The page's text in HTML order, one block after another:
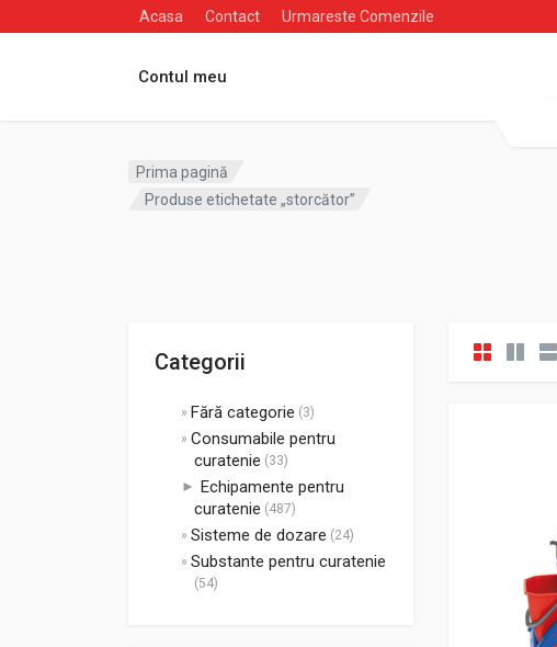
Acasa Contact Urmareste Comenzile
Contul meu
Prima pagină
Produse etichetate „storcător”
Categorii
Fără categorie (3)
Consumabile pentru
curatenie (33)
► Echipamente pentru
curatenie (487)
Sisteme de dozare (24)
Substante pentru curatenie
(54)